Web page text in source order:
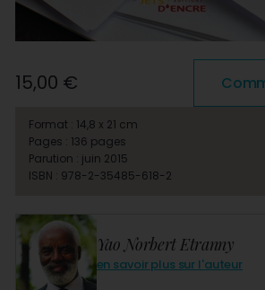
Yao Norbert Etranny
en savoir plus sur l'auteur
15,00 €
Format : 14,8 x 21 cm
Pages : 136 pages
Parution : juin 2015
ISBN : 978-2-35485-618-2